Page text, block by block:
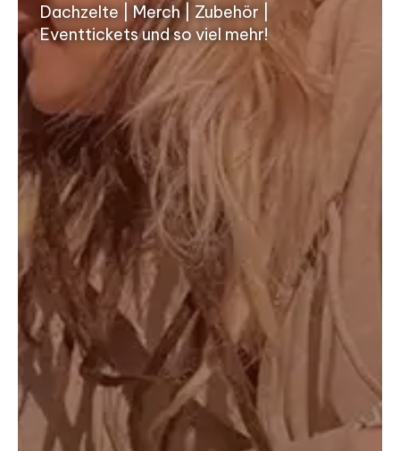
Dachzelte | Merch | Zubehör |
Eventtickets und so viel mehr!